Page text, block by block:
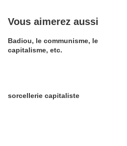
Vous aimerez aussi
Badiou, le communisme, le
capitalisme, etc.
sorcellerie capitaliste